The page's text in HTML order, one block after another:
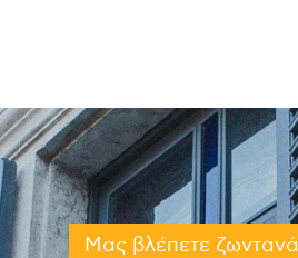
Μας βλέπετε ζωντανά